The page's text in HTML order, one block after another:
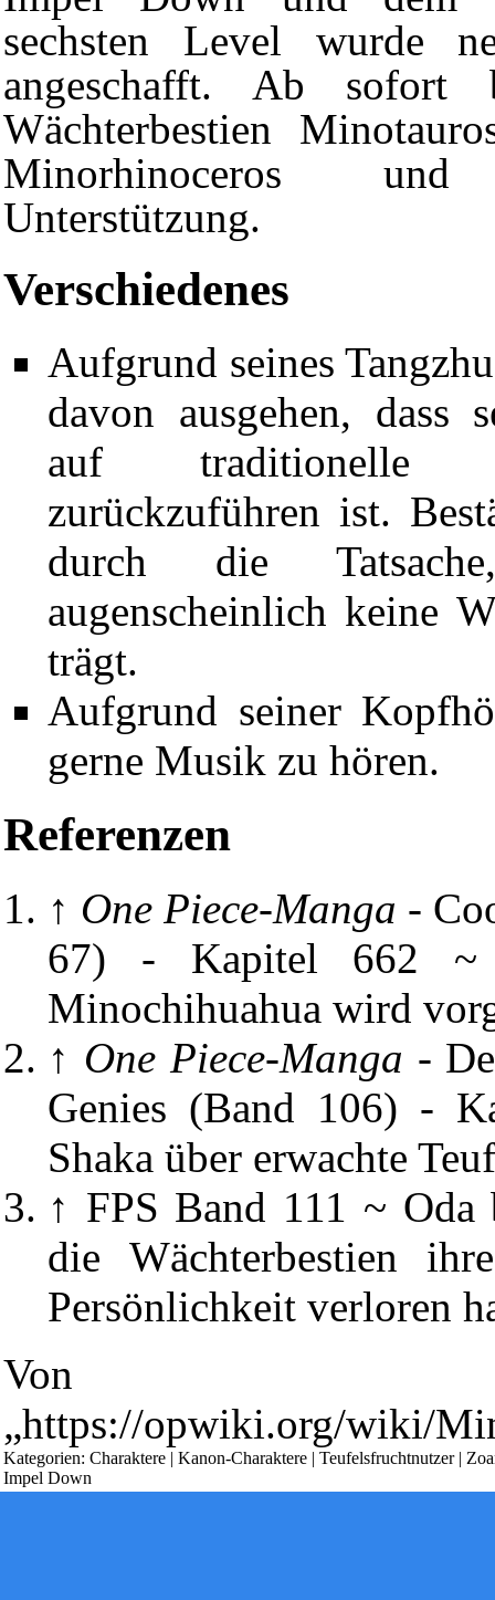
sechsten Level wurde
angeschafft. Ab sofort
Wächterbestien
Minorhinoceros
Unterstützung.
Verschiedenes
Aufgrund seines
davon ausgehen, dass
auf traditionelle
zurückzuführen ist.
durch die
augenscheinlich keine
trägt.
Aufgrund seiner
gerne Musik zu hören.
Referenzen
↑ One Piece-Manga -
67) - Kapitel 662 ~
Minochihuahua wird
↑ One Piece-Manga -
Genies (Band 106) -
Shaka über erwachte
↑ FPS Band 111 ~ Oda
die Wächterbestien
Persönlichkeit verloren
Von
„https://opwiki.org/wiki/
Kategorien: Charaktere | Kanon-Charaktere | Teufelsfruchtnutzer|
Impel Down
Diese Seite wurde zuletzt am 15. März 2026 um 19:20 Uhr
[1 beobachtender Benutzer]
Powered by
Datenschutz-Optionen